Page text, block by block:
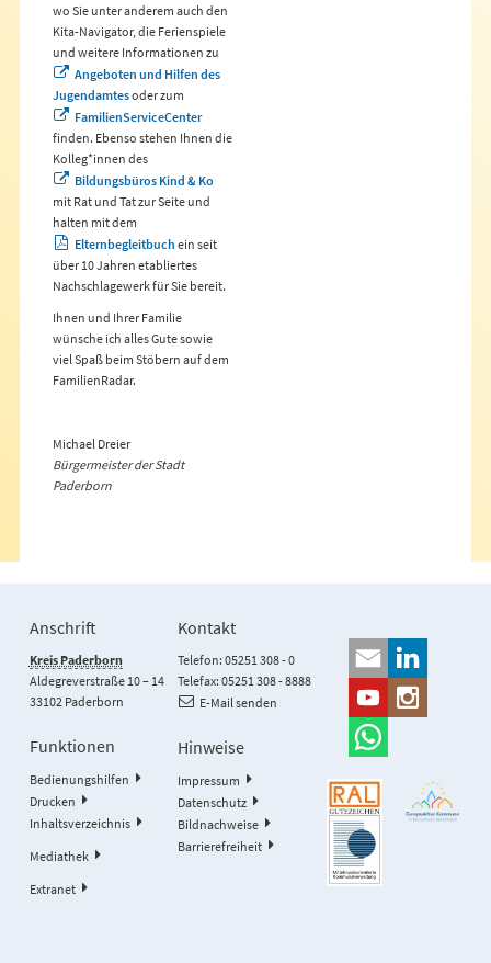
wo Sie unter anderem auch den
Kita-Navigator, die Ferienspiele
und weitere Informationen zu
Angeboten und Hilfen des
Jugendamtesoder zum
FamilienServiceCenter
finden. Ebenso stehen Ihnen die
Kolleg*innen des
Bildungsbüros Kind & Ko
mit Rat und Tat zur Seite und
halten mit dem
Elternbegleitbuch ein seit
über 10 Jahren etabliertes
Nachschlagewerk für Sie bereit.
Ihnen und Ihrer Familie
wünsche ich alles Gute sowie
viel Spaß beim Stöbern auf dem
FamilienRadar.
Michael Dreier
Bürgermeister der Stadt
Paderborn
Anschrift
Kreis Paderborn
Aldegreverstraße 10 – 14
33102 Paderborn
Kontakt
Telefon: 05251 308 - 0
Telefax: 05251 308 - 8888
E-Mail senden
Funktionen
Bedienungshilfen
Drucken
Inhaltsverzeichnis
Mediathek
Extranet
Hinweise
Impressum
Datenschutz
Bildnachweise
Barrierefreiheit